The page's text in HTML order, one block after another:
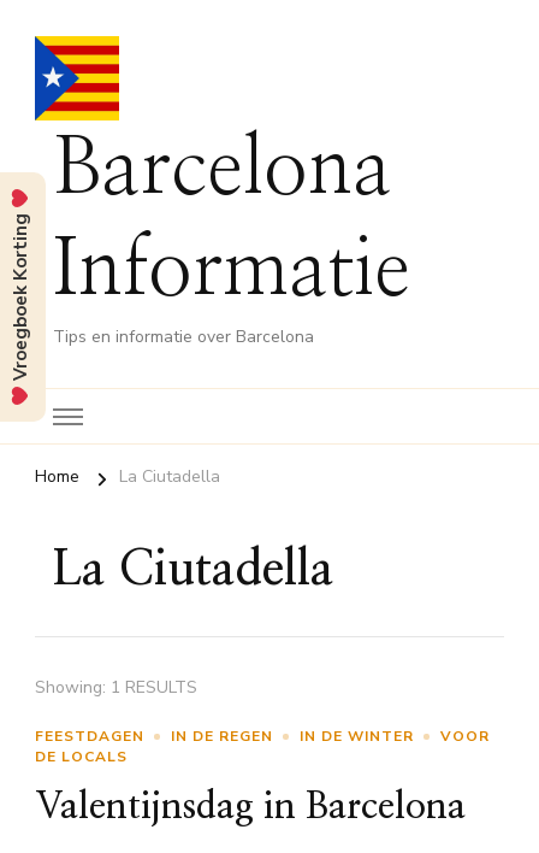
Barcelona
Informatie
Tips en informatie over Barcelona
Home La Ciutadella
La Ciutadella
Showing: 1 RESULTS
FEESTDAGEN IN DE REGEN IN DE WINTER
VOOR
DE LOCALS
Valentijnsdag in Barcelona
Vroegboek Korting